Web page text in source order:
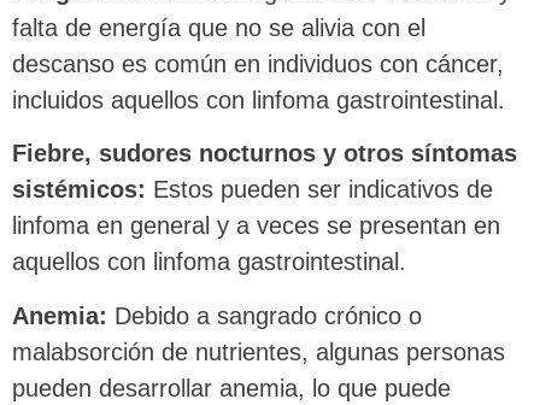
falta de energía que no se alivia con el
descanso es común en individuos con cáncer,
incluidos aquellos con linfoma gastrointestinal.
Fiebre, sudores nocturnos y otros síntomas
sistémicos: Estos pueden ser indicativos de
linfoma en general y a veces se presentan en
aquellos con linfoma gastrointestinal.
Anemia: Debido a sangrado crónico o
malabsorción de nutrientes, algunas personas
pueden desarrollar anemia, lo que puede